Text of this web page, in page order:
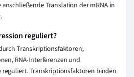
anschließende Translation der mRNA in
reguliert?
Transkriptionsfaktoren,
RNA-Interferenzen und
Transkriptionsfaktoren binden